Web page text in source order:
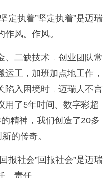
定执着”坚定执着”是迈瑞
风。作风。
、二缺技术，创业团队常
工，加班加点地工作，
陷入困境时，迈瑞人不言
用了5年时间、数字彩超
精神，我们创造了20多
的传奇。
报社会”回报社会”是迈瑞
责任。